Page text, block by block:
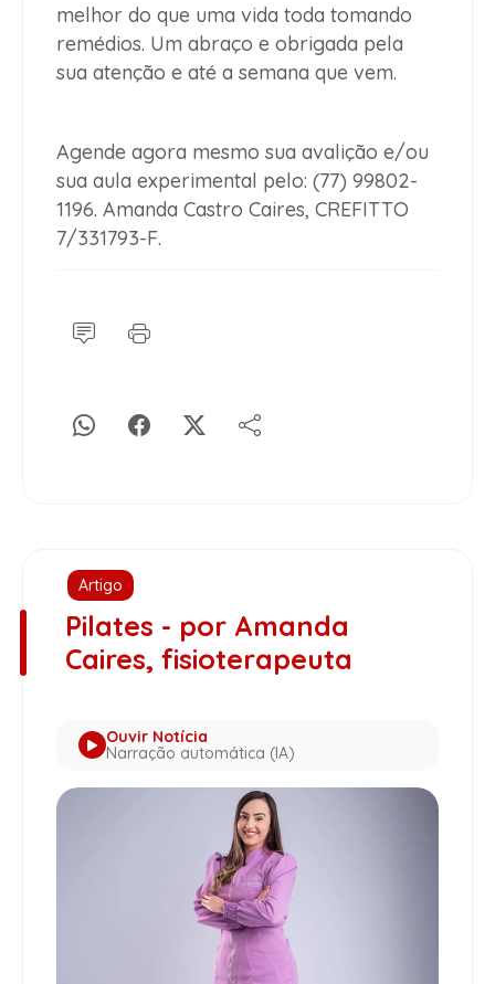
melhor do que uma vida toda tomando
remédios. Um abraço e obrigada pela
sua atenção e até a semana que vem.
Agende agora mesmo sua avalição e/ou
sua aula experimental pelo: (77) 99802-
1196. Amanda Castro Caires, CREFITTO
7/331793-F.
Artigo
Pilates - por Amanda
Caires, fisioterapeuta
Ouvir Notícia
Narração automática (IA)